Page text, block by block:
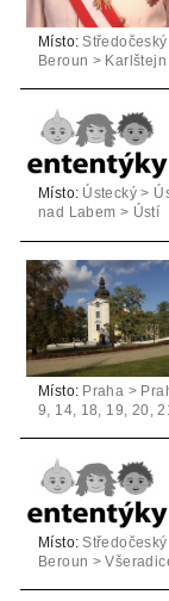
Místo: Středočeský
Beroun > Karlštejn
Místo: Ústecký >
nad Labem > Ústí
Místo: Praha >
9, 14, 18, 19, 20, 21
Místo: Středočeský
Beroun >